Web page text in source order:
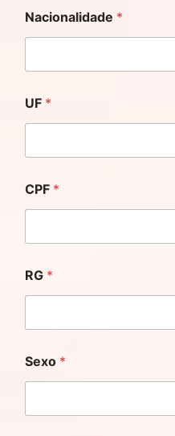
Nacionalidade *
UF *
CPF *
RG *
Sexo *